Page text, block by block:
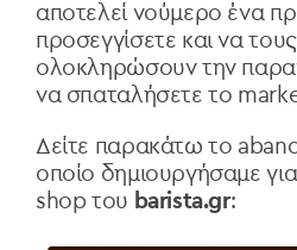
αποτελεί νούμερο ένα
προσεγγίσετε και να
ολοκληρώσουν την
να σπαταλήσετε το
Δείτε παρακάτω το
οποίο δημιουργήσαμε
shop του barista.gr: